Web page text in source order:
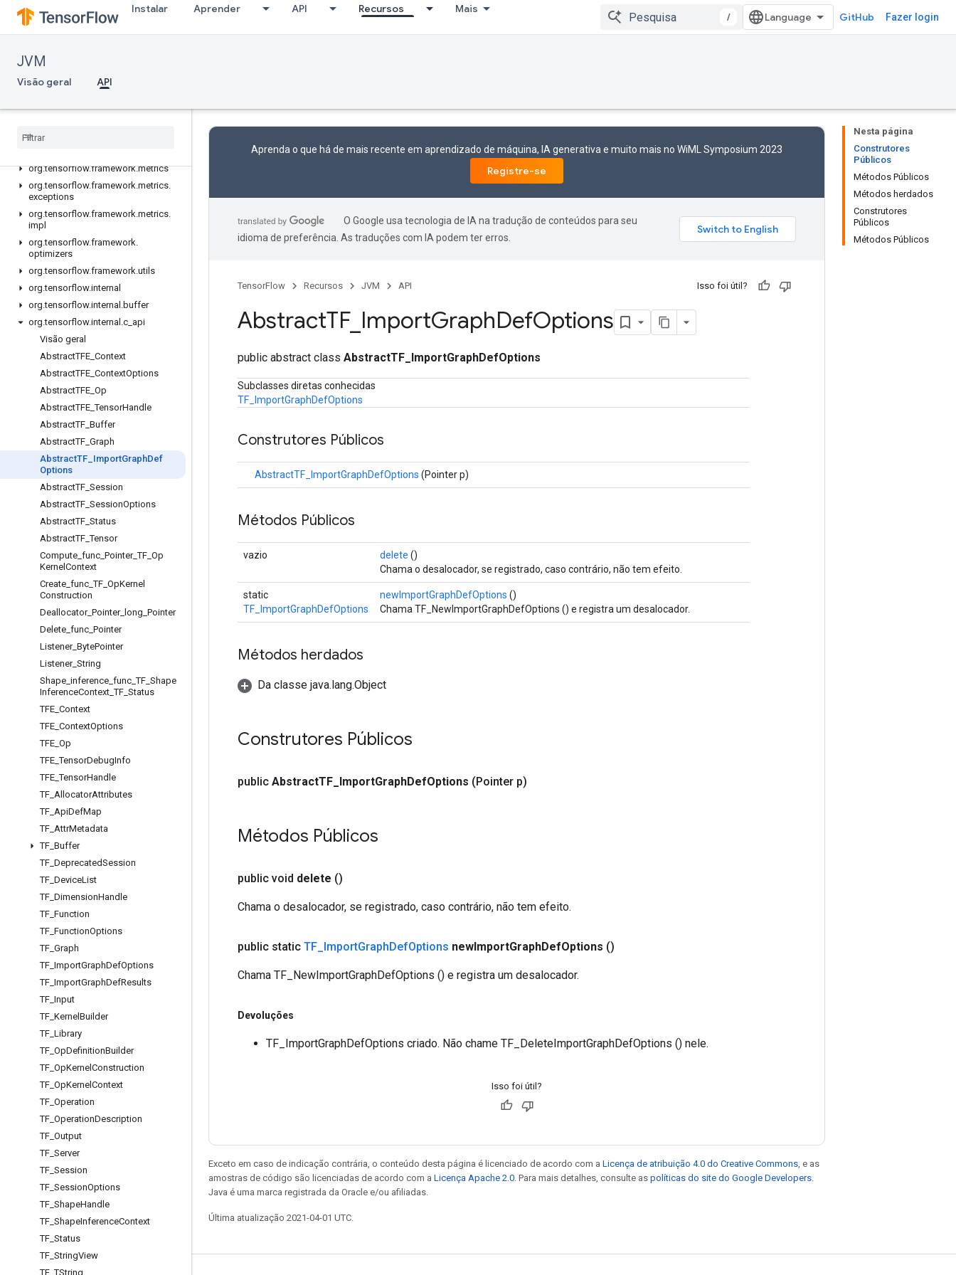
Instalar Aprender API Recursos Mais
/ GitHub Fazer login
JVM
Visão geral API
org.tensorflow.exceptions
org.tensorflow.framework.activations
org.tensorflow.framework.constraints
org.tensorflow.framework.data.impl
org.
org.tensorflow.framework.metrics
org.tensorflow.framework.metrics.
exceptions
org.tensorflow.framework.metrics.
impl
org.tensorflow.framework.
optimizers
org.tensorflow.framework.utils
org.tensorflow.internal
org.tensorflow.internal .buffer
org.tensorflow.internal .c api
Visão geral
AbstractTFE Context
AbstractTFE ContextOptions
AbstractTFE Op
AbstractTFE _TensorHandle
AbstractTF Buffer
AbstractTF Graph
AbstractTF ImportGraphDef
Options
AbstractTF Session
AbstractTF SessionOptions
AbstractTF Status
AbstractTF _Tensor
Compute func Pointer_TF Op
Kernel Context
Create func _TF OpKernel
Construction
Deallocator_ Pointer_ long Pointer
Delete func Pointer
Listener_ BytePointer
Listener_ String
Shape inference func _TF Shape
InferenceContext _TF Status
TFE Context
TFE ContextOptions
TFE Op
TFE _TensorDebugInfo
TFE _TensorHandle
TF AllocatorAttributes
TF ApiDefMap
TF AttrMetadata
TF Buffer
TF DeprecatedSession
TF DeviceList
TF DimensionHandle
TF Function
TF FunctionOptions
TF Graph
TF ImportGraphDefOptions
TF ImportGraphDefResults
TF Input
TF Kernel Builder
TF Library
TF OpDefinitionBuilder
TF OpKernel Construction
TF OpKernel Context
TF Operation
TF OperationDescription
TF Output
TF Server
TF Session
TF SessionOptions
TF ShapeHandle
TF ShapeInferenceContext
TF Status
TF StringView
TF _TString
Nesta página
Construtores
Públicos
Métodos Públicos
Métodos herdados
Construtores
Públicos
Métodos Públicos
Aprenda o que há de mais recente em aprendizado de máquina, IA generativa e muito mais no WiML Symposium 2023
Registre-se
O Google usa tecnologia de IA na tradução de conteúdos para seu
idioma de preferência. As traduções com IA podem ter erros.
TensorFlow Recursos JVM API Isso foi útil?
AbstractTF_ ImportGraphDefOptions
public abstract class AbstractTF_ImportGraphDefOptions
Subclasses diretas conhecidas
TF_ImportGraphDefOptions
Construtores Públicos
AbstractTF_ImportGraphDefOptions (Pointer p)
Métodos Públicos
vazio delete ()
Chama o desalocador, se registrado, caso contrário, não tem efeito.
static
TF_ImportGraphDefOptions
newImportGraphDefOptions ()
Chama TF_NewImportGraphDefOptions () e registra um desalocador.
Métodos herdados
Da classe java.lang.Object
Construtores Públicos
public AbstractTF ImportGraphDefOptions (Pointer p)
Métodos Públicos
public void delete ()
Chama o desalocador, se registrado, caso contrário, não tem efeito.
public static TF ImportGraphDefOptions newImportGraphDefOptions ()
Chama TF_NewImportGraphDefOptions () e registra um desalocador.
Devoluções
TF_ImportGraphDefOptions criado. Não chame TF_DeleteImportGraphDefOptions () nele.
Isso foi útil?
Exceto em caso de indicação contrária, o conteúdo desta página é licenciado de acordo com a Licença de atribuição 4.0 do Creative Commons , e as
amostras de código são licenciadas de acordo com a Licença Apache 2.0 . Para mais detalhes, consulte as políticas do site do Google Developers
Java é uma marca registrada da Oracle e/ou afiliadas.
Última atualização 2021-04-01 UTC.